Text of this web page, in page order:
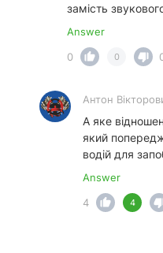
замість
Answer
0
0
Антон
А яке
який
водій для
Answer
4
4